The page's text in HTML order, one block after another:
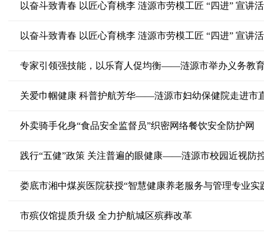
以奋斗致青春 以匠心育桃李 涟源市劳模工匠 “四进” 宣讲
以奋斗致青春 以匠心育桃李 涟源市劳模工匠 “四进” 宣讲
专家引领强技能，以乐育人促均衡——涟源市举办义务教
关爱巾帼健康 科普护航芳华——涟源市妇幼保健院走进市
外卖骑手化身“食品安全监督员”织密网络餐饮安全防护网
践行“五健”政策 关注普遍的眼健康——涟源市校园近视防
娄底市湘中煤炭医院获授“智慧健康养老服务与管理专业实
市殡仪馆提质升级 全力护航城区殡葬改革